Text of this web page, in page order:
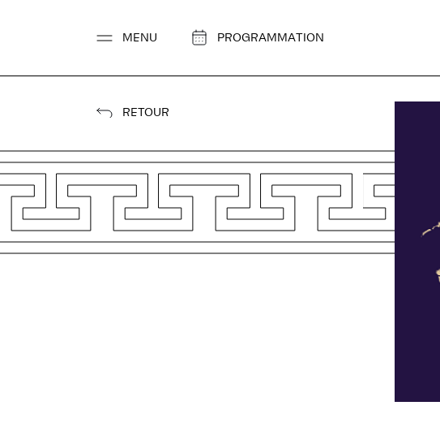
MENU PROGRAMMATION
RETOUR